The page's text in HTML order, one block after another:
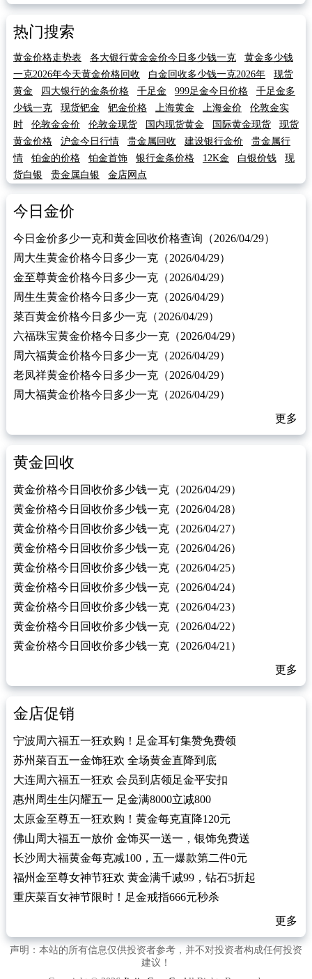
热门搜索
黄金价格走势表 各大银行黄金金价今日多少钱一克
黄金多少钱
一克2026年今天黄金价格回收
白金回收多少钱一克2026年
现货
黄金
四大银行的金条价格 千足金 999足金今日价格
千足金多
少钱一克
现货钯金 钯金价格 上海黄金 上海金价
伦敦金实
时
伦敦金金价 伦敦金现货 国内现货黄金 国际黄金现货
现货
黄金价格
沪金今日行情 贵金属回收 建设银行金价
贵金属行
情
铂金的价格 铂金首饰 银行金条价格 12K金 白银价钱
现
货白银
贵金属白银 金店网点
今日金价
今日金价多少一克和黄金回收价格查询（2026/04/29）
周大生黄金价格今日多少一克（2026/04/29）
金至尊黄金价格今日多少一克（2026/04/29）
周生生黄金价格今日多少一克（2026/04/29）
菜百黄金价格今日多少一克（2026/04/29）
六福珠宝黄金价格今日多少一克（2026/04/29）
周六福黄金价格今日多少一克（2026/04/29）
老凤祥黄金价格今日多少一克（2026/04/29）
周大福黄金价格今日多少一克（2026/04/29）
更多
黄金回收
黄金价格今日回收价多少钱一克（2026/04/29）
黄金价格今日回收价多少钱一克（2026/04/28）
黄金价格今日回收价多少钱一克（2026/04/27）
黄金价格今日回收价多少钱一克（2026/04/26）
黄金价格今日回收价多少钱一克（2026/04/25）
黄金价格今日回收价多少钱一克（2026/04/24）
黄金价格今日回收价多少钱一克（2026/04/23）
黄金价格今日回收价多少钱一克（2026/04/22）
黄金价格今日回收价多少钱一克（2026/04/21）
更多
金店促销
宁波周六福五一狂欢购！足金耳钉集赞免费领
苏州菜百五一金饰狂欢 全场黄金直降到底
大连周六福五一狂欢 会员到店领足金平安扣
惠州周生生闪耀五一 足金满8000立减800
太原金至尊五一狂欢购！黄金每克直降120元
佛山周大福五一放价 金饰买一送一，银饰免费送
长沙周大福黄金每克减100，五一爆款第二件0元
福州金至尊女神节狂欢 黄金满千减99，钻石5折起
重庆菜百女神节限时！足金戒指666元秒杀
更多
声明：本站的所有信息仅供投资者参考，并不对投资者构成任何投资
建议！